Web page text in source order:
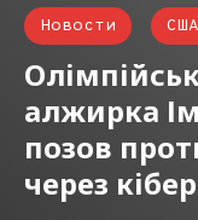
Новости США
алжирка
позов
через